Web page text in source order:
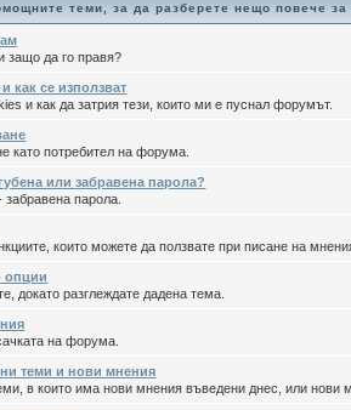
теми, за да разберете нещо повече
защо да го правя?
как се използват
и как да затрия тези, които ми е пуснал форумът.
като потребител на форума.
или забравена парола?
парола.
които можете да ползвате при писане на
опции
докато разглеждате дадена тема.
на форума.
теми и нови мнения
в които има нови мнения въведени днес, или